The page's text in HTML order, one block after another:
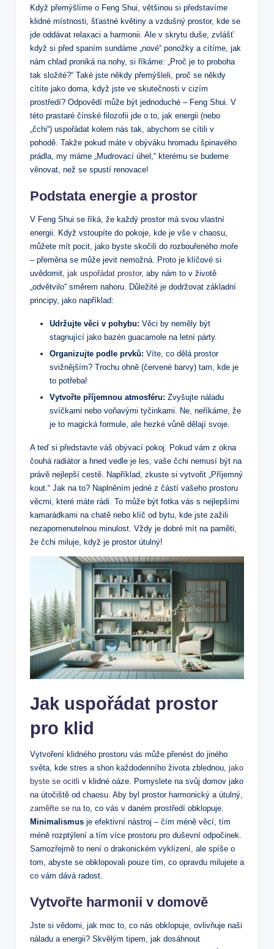
Když přemýšlíme o Feng Shui, většinou si představíme
klidné místnosti, šťastné květiny a vzdušný prostor, kde se
jde oddávat relaxaci a harmonii. Ale v skrytu duše, zvlášť
když si před spaním sundáme „nové“ ponožky a cítíme, jak
nám chlad proniká na nohy, si říkáme: „Proč je to proboha
tak složité?“ Také jste někdy přemýšleli, proč se někdy
cítíte jako doma, když jste ve skutečnosti v cizím
prostředí? Odpovědí může být jednoduché – Feng Shui. V
této prastaré čínské filozofii jde o to, jak energii (nebo
„čchi“) uspořádat kolem nás tak, abychom se cítili v
pohodě. Takže pokud máte v obýváku hromadu špinavého
prádla, my máme „Mudrovací úhel,“ kterému se budeme
věnovat, než se spustí renovace!
Podstata energie a prostor
V Feng Shui se říká, že každý prostor má svou vlastní
energii. Když vstoupíte do pokoje, kde je vše v chaosu,
můžete mít pocit, jako byste skočili do rozbouřeného moře
– přeměna se může jevit nemožná. Proto je klíčové si
uvědomit, jak uspořádat prostor, aby nám to v životě
„odvětvilo“ směrem nahoru. Důležité je dodržovat základní
principy, jako například:
Udržujte věci v pohybu: Věci by neměly být
stagnující jako bazén guacamole na letní párty.
Organizujte podle prvků: Víte, co dělá prostor
svižnějším? Trochu ohně (červené barvy) tam, kde je
to potřeba!
Vytvořte příjemnou atmosféru: Zvyšujte náladu
svíčkami nebo voňavými tyčinkami. Ne, neříkáme, že
je to magická formule, ale hezké vůně dělají svoje.
A teď si představte váš obývací pokoj. Pokud vám z okna
čouhá radiátor a hned vedle je les, vaše čchi nemusí být na
právě nejlepší cestě. Například, zkuste si vytvořit „Příjemný
kout.“ Jak na to? Naplněním jedné z částí vašeho prostoru
věcmi, které máte rádi. To může být fotka vás s nejlepšími
kamarádkami na chatě nebo klíč od bytu, kde jste zažili
nezapomenutelnou minulost. Vždy je dobré mít na paměti,
že čchi miluje, když je prostor útulný!
Jak uspořádat prostor
pro klid
Vytvoření klidného prostoru vás může přenést do jiného
světa, kde stres a shon každodenního života zblednou, jako
byste se ocitli v klidné oáze. Pomyslete na svůj domov jako
na útočiště od chaosu. Aby byl prostor harmonický a útulný,
zaměřte se nato, co vás v daném prostředí obklopuje.
Minimalismus je efektivní nástroj – čím méně věcí, tím
méně rozptýlení a tím více prostoru pro duševní odpočinek.
Samozřejmě to není o drakonickém vyklízení, ale spíše o
tom, abyste se obklopovali pouze tím, co opravdu milujete a
co vám dává radost.
Vytvořte harmonii v domově
Jste si vědomi, jak moc to, co nás obklopuje, ovlivňuje naši
náladu a energii? Skvělým tipem, jak dosáhnout